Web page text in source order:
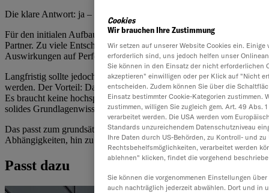
Die klare Antwort: ja – aber nur für die Einführung.
Für den initialen Aufbau empfiehlt sich in der Regel ein erfahrener
Partner. Zu viele Entscheidungen am Anfang haben langfristige
Auswirkungen auf Performance, Kosten und Skalierbarkeit.
Langfristig sollte jedoch Know-how im Unternehmen aufgebaut
werden. Der Vorteil: Databricks basiert auf offenen Technologien.
Es braucht keine hochspezialisierten Nischenexperten, sondern
solides Grundlagenwissen in SQL, Python und Datenarchitektur.
Das passt zum grundsätzlichen Paradigma der Plattform: weg von
Abhängigkeiten, hin zu mehr Eigenständigkeit.
Passt dazu
Cookies
Wir brauchen Ihre Zustimmung
Wir setzen auf unserer Website Cookies ein.
erforderlich sind, uns jedoch helfen unser
Sie können in den Einsatz der nicht erforderlichen
akzeptieren" einwilligen oder per Klick auf "Nicht
entscheiden. Zudem können Sie über die
Einsatz bestimmter Cookie-Kategorien zustimmen.
zustimmen, willigen Sie zugleich gem. Art. 49 Abs.
verarbeitet werden. Die USA werden vom
Standards unzureichendem Datenschutzniveau
Ihre Daten durch US-Behörden, zu Kontroll- und
Rechtsbehelfsmöglichkeiten, verarbeitet werden
ablehnen" klicken, findet die vorgehend
Sie können die vorgenommenen Einstellungen
auch nachträglich jederzeit abwählen. Dort und in